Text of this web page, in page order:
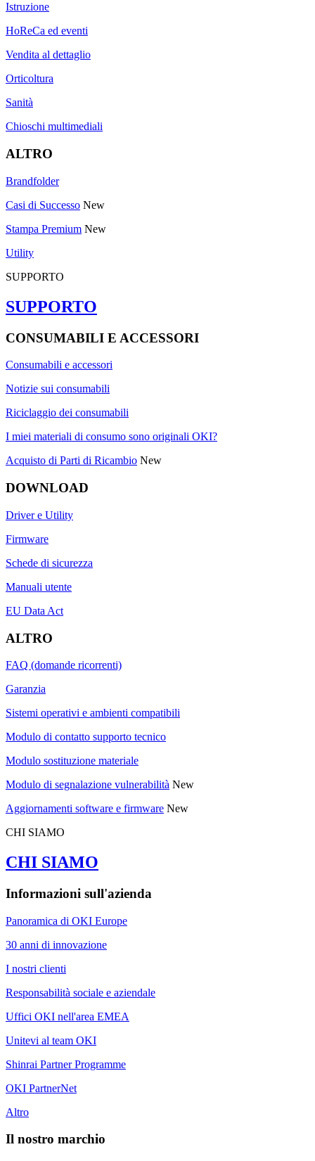
Istruzione
HoReCa ed eventi
Vendita al dettaglio
Orticoltura
Sanità
Chioschi multimediali
ALTRO
Brandfolder
Casi di Successo New
Stampa Premium New
Utility
SUPPORTO
SUPPORTO
CONSUMABILI E ACCESSORI
Consumabili e accessori
Notizie sui consumabili
Riciclaggio dei consumabili
I miei materiali di consumo sono originali OKI?
Acquisto di Parti di Ricambio New
DOWNLOAD
Driver e Utility
Firmware
Schede di sicurezza
Manuali utente
EU Data Act
ALTRO
FAQ (domande ricorrenti)
Garanzia
Sistemi operativi e ambienti compatibili
Modulo di contatto supporto tecnico
Modulo sostituzione materiale
Modulo di segnalazione vulnerabilità New
Aggiornamenti software e firmware New
CHI SIAMO
CHI SIAMO
Informazioni sull'azienda
Panoramica di OKI Europe
30 anni di innovazione
I nostri clienti
Responsabilità sociale e aziendale
Uffici OKI nell'area EMEA
Unitevi al team OKI
Shinrai Partner Programme
OKI PartnerNet
Altro
Il nostro marchio